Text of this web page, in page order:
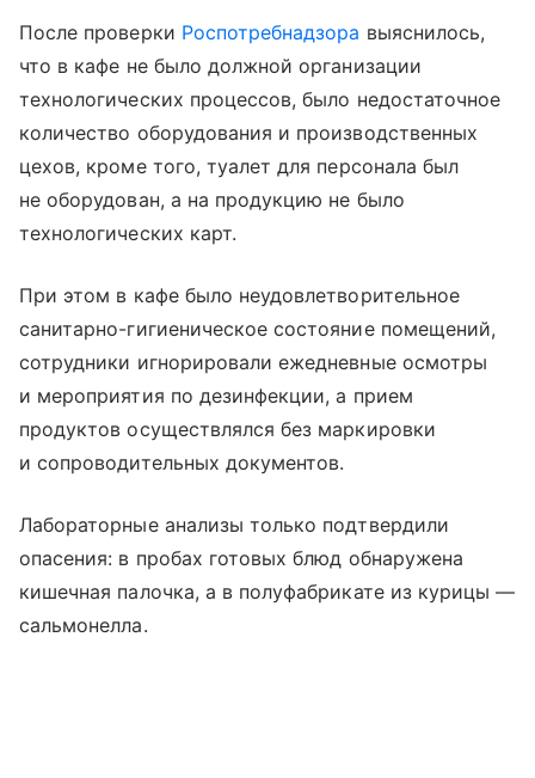
После проверки Роспотребнадзора выяснилось,
что в кафе не было должной организации
технологических процессов, было недостаточное
количество оборудования и производственных
цехов, кроме того, туалет для персонала был
не оборудован, а на продукцию не было
технологических карт.
При этом в кафе было неудовлетворительное
санитарно-гигиеническое состояние помещений,
сотрудники игнорировали ежедневные осмотры
и мероприятия по дезинфекции, а прием
продуктов осуществлялся без маркировки
и сопроводительных документов.
Лабораторные анализы только подтвердили
опасения: в пробах готовых блюд обнаружена
кишечная палочка, а в полуфабрикате из курицы —
сальмонелла.